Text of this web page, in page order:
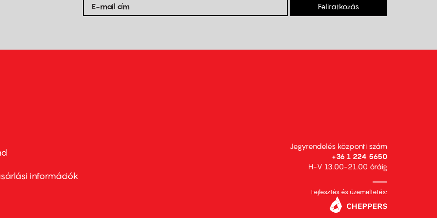
Feliratkozás
információk
Jegyrendelés központi szám
+36 1 224 5650
H-V 13.00-21.00 óráig
Fejlesztés és üzemeltetés: